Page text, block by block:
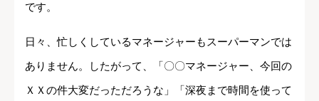
です。
日々、忙しくしているマネージャーもスーパーマンでは
ありません。したがって、「〇〇マネージャー、今回の
ＸＸの件大変だっただろうな」「深夜まで時間を使って